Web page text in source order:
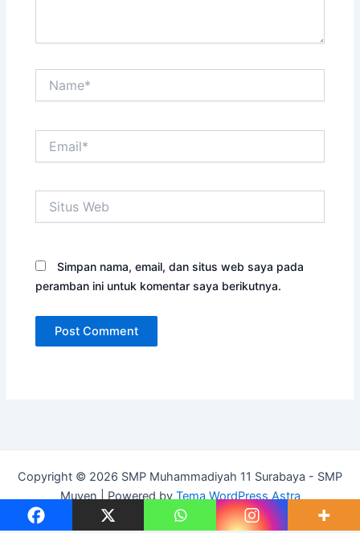
Web
Simpan nama, email, dan situs web saya pada
peramban ini untuk komentar saya berikutnya.
Copyright © 2026 SMP Muhammadiyah 11 Surabaya - SMP
Muven | Powered byTema WordPress Astra